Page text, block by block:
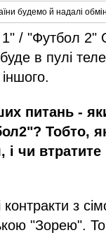
1" / "Футбол
в пулі
питань -
Тобто,
і чи
з
"Зорею".